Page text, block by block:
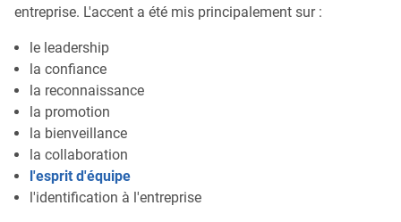
entreprise. L'accent a été mis principalement sur :
le leadership
la confiance
la reconnaissance
la promotion
la bienveillance
la collaboration
l'esprit d'équipe
l'identification à l'entreprise